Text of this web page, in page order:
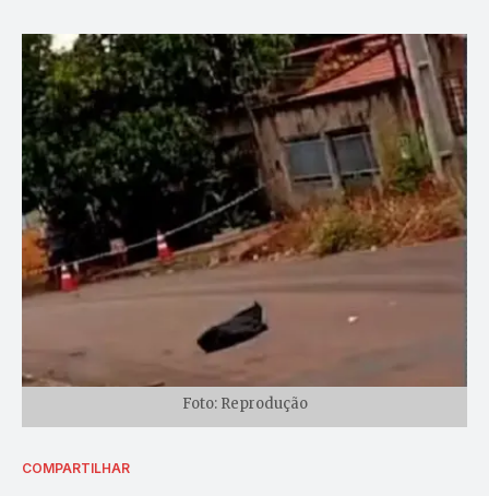
Foto: Reprodução
COMPARTILHAR